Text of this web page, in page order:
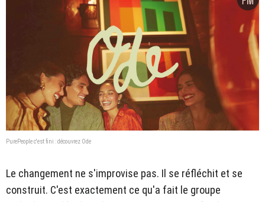
PurePeople c'est fini : découvrez Ode
Le changement ne s'improvise pas. Il se réfléchit et se
construit. C'est exactement ce qu'a fait le groupe